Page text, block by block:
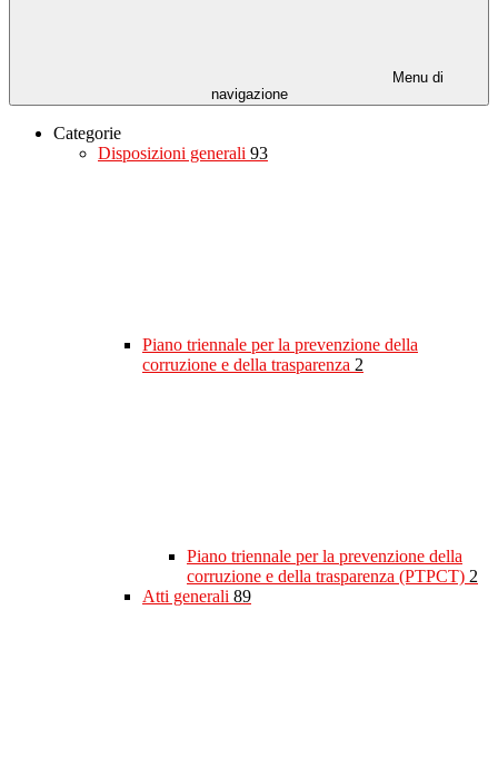
Menu di
navigazione
Categorie
Disposizioni generali 93
Piano triennale per la prevenzione della
corruzione e della trasparenza 2
Piano triennale per la prevenzione della
corruzione e della trasparenza (PTPCT) 2
Atti generali 89